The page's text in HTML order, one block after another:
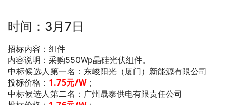
时间：3月7日
招标内容：组件
内容说明：采购550Wp晶硅光伏组件。
中标候选人第一名 ：东峻阳光（厦门）新能源有限公司
投标价格： 1.75元/W；
中标候选人第二名 ：广州晟泰供电有限责任公司